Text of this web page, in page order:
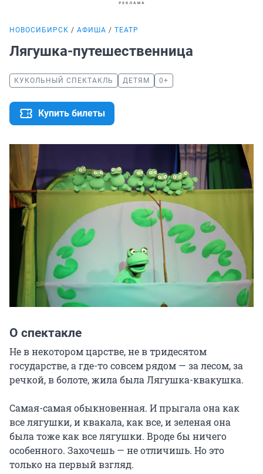
НОВОСИБИРСК АФИША ТЕАТР
Лягушка-путешественница
КУКОЛЬНЫЙ СПЕКТАКЛЬ ДЕТЯМ 0+
Купить билеты
О спектакле
Не в некотором царстве, не в тридесятом
государстве, а где-то совсем рядом — за лесом, за
речкой, в болоте, жила была Лягушка-квакушка.
Самая-самая обыкновенная. И прыгала она как
все лягушки, и квакала, как все, и зеленая она
была тоже как все лягушки. Вроде бы ничего
особенного. Захочешь — не отличишь. Но это
только на первый взгляд.